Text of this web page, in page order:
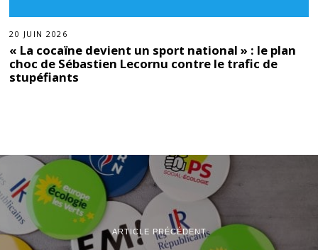
20 JUIN 2026
« La cocaïne devient un sport national » : le plan
choc de Sébastien Lecornu contre le trafic de
stupéfiants
ARTICLE PRÉCÉDENT